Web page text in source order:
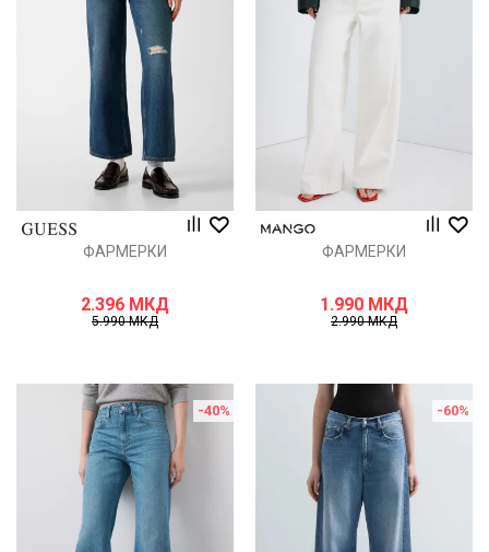
ФАРМЕРКИ
2.396 МКД
5.990МКД
ФАРМЕРКИ
1.990 МКД
2.990МКД
-40% -60%